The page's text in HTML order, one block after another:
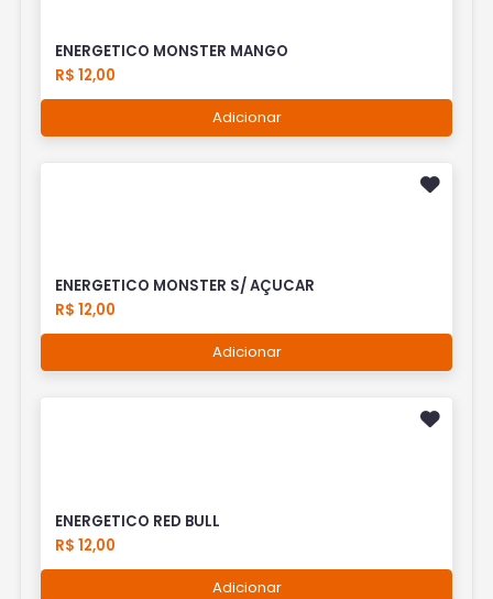
ENERGETICO MONSTER MANGO
R$ 12,00
Adicionar
ENERGETICO MONSTER S/ AÇUCAR
R$ 12,00
Adicionar
ENERGETICO RED BULL
R$ 12,00
Adicionar